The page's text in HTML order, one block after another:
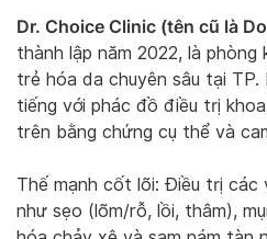
Dr. Choice Clinic (tên cũ là
thành lập năm 2022, là phòng
trẻ hóa da chuyên sâu tại TP.
tiếng với phác đồ điều trị
trên bằng chứng cụ thể và
Thế mạnh cốt lõi: Điều trị các
như sẹo (lõm/rỗ, lồi, thâm),